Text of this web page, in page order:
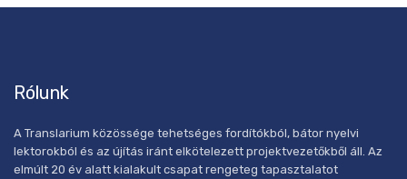
Rólunk
A Translarium közössége tehetséges fordítókból, bátor nyelvi
lektorokból és az újítás iránt elkötelezett projektvezetőkből áll. Az
elmúlt 20 év alatt kialakult csapat rengeteg tapasztalatot